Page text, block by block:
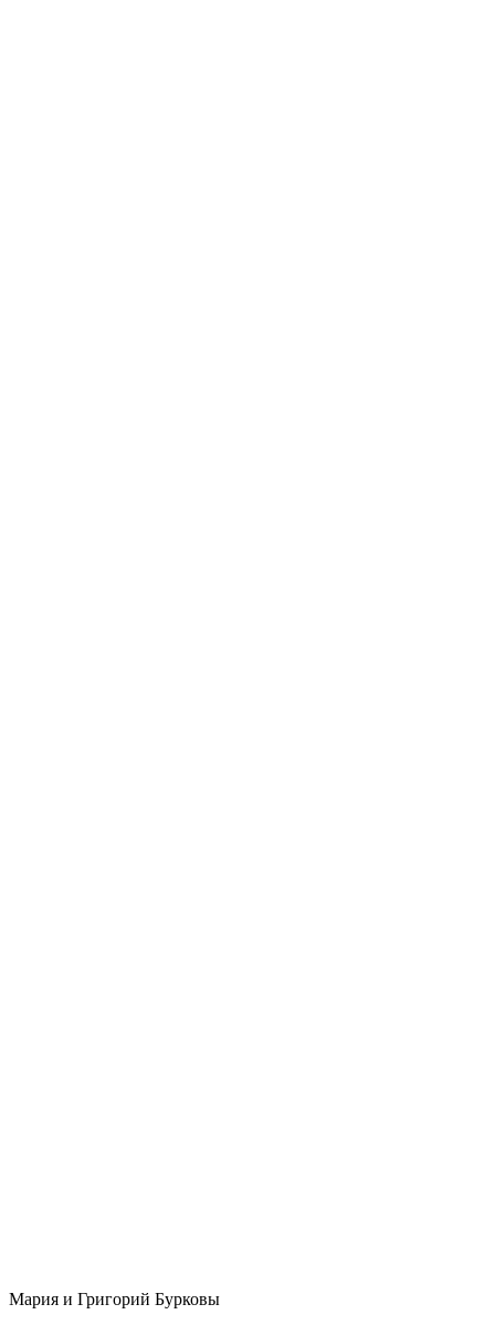
Мария и Григорий Бурковы